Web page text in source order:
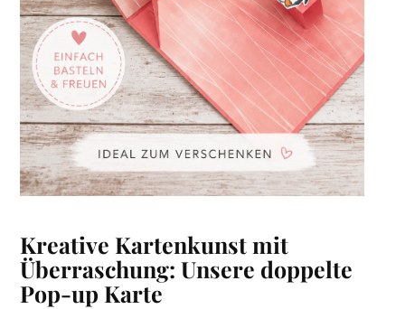
Kreative Kartenkunst mit
Überraschung: Unsere doppelte
Pop-up Karte